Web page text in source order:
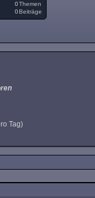
Themen
0
Beiträge
0
Tag)